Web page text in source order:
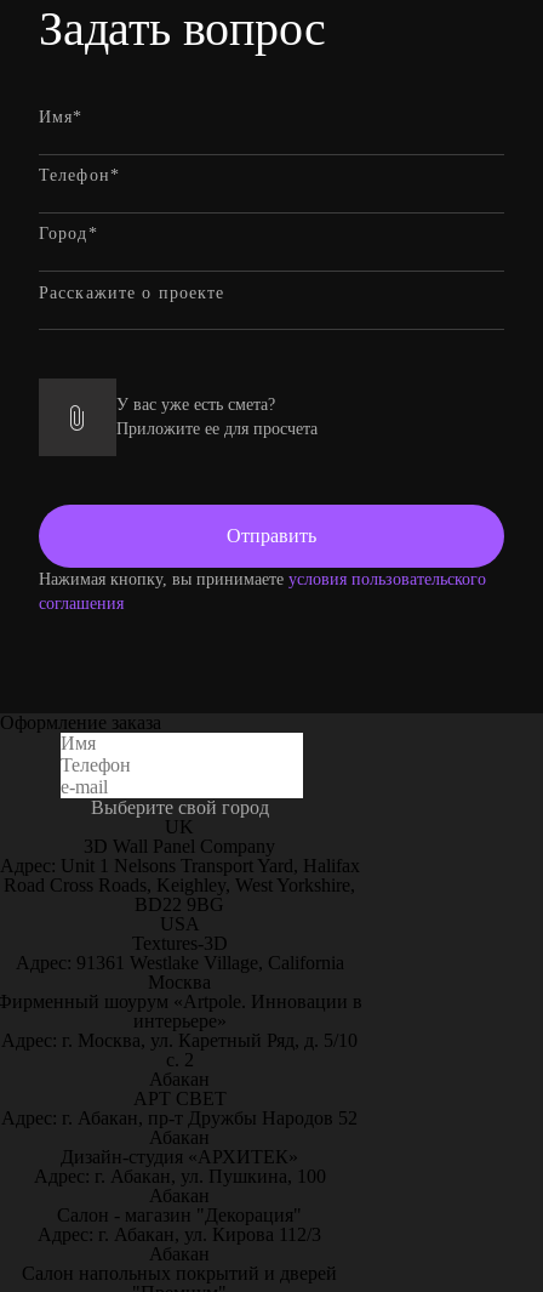
Задать вопрос
У вас уже есть смета?
Приложите ее для просчета
Нажимая кнопку, вы принимаете условия пользовательского
соглашения
Оформление заказа
Выберите свой город
UK
3D Wall Panel Company
Адрес: Unit 1 Nelsons Transport Yard, Halifax
Road Cross Roads, Keighley, West Yorkshire,
BD22 9BG
USA
Textures-3D
Адрес: 91361 Westlake Village, California
Москва
шоурум «Artpole. Инновации в
интерьере»
Адрес: г. Москва, ул. Каретный Ряд, д. 5/10
с. 2
Абакан
АРТ СВЕТ
Адрес: г. Абакан, пр-т Дружбы Народов 52
Абакан
Дизайн-студия «АРХИТЕК»
Адрес: г. Абакан, ул. Пушкина, 100
Абакан
Салон - магазин "Декорация"
Адрес: г. Абакан, ул. Кирова 112/3
Абакан
Салон напольных покрытий и дверей